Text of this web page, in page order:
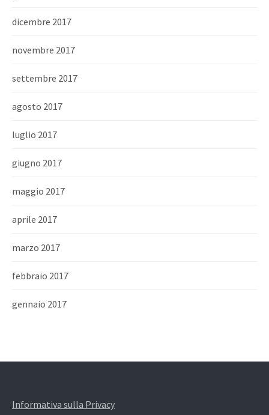
dicembre 2017
novembre 2017
settembre 2017
agosto 2017
luglio 2017
giugno 2017
maggio 2017
aprile 2017
marzo 2017
febbraio 2017
gennaio 2017
Informativa sulla Privacy